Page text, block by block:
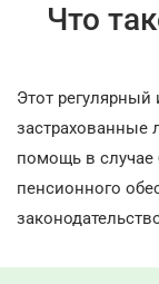
Что
Этот регулярный
застрахованные
помощь в случае
пенсионного